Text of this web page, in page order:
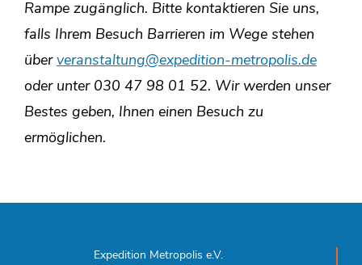
Rampe zugänglich. Bitte kontaktieren Sie uns,
falls Ihrem Besuch Barrieren im Wege stehen
über veranstaltung@expedition-metropolis.de
oder unter 030 47 98 01 52. Wir werden unser
Bestes geben, Ihnen einen Besuch zu
ermöglichen.
Expedition Metropolis e.V.